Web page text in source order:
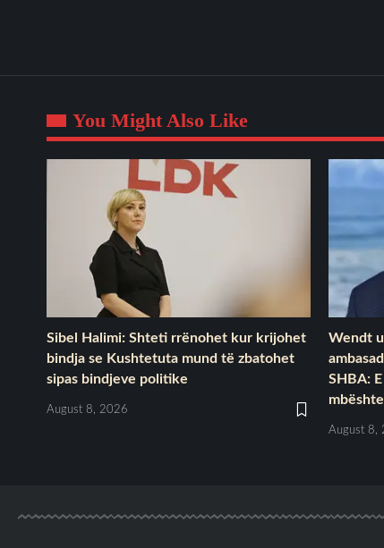
You Might Also Like
Sibel Halimi: Shteti rrënohet kur krijohet
bindja se Kushtetuta mund të zbatohet
sipas bindjeve politike
August 8, 2026
Wendt
SHBA:
August 8,